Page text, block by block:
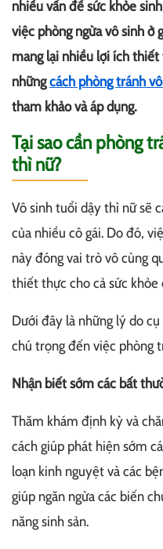
nhiều vấn đề sức khỏe
việc phòng ngừa vô sinh ở
mang lại nhiều lợi ích
nhữngcách phòng tránh
tham khảo và áp dụng.
Tại sao cần phòng
thì nữ?
Vô sinh tuổi dậy thì nữ sẽ
của nhiều cô gái. Do đó,
này đóng vai trò vô cùng
thiết thực cho cả sức khỏe
Dưới đây là những lý do
chú trọng đến việc phòng
Nhận biết sớm các bất
Thăm khám định kỳ và
cách giúp phát hiện sớm
loạn kinh nguyệt và các
giúp ngăn ngừa các biến
năng sinh sản.